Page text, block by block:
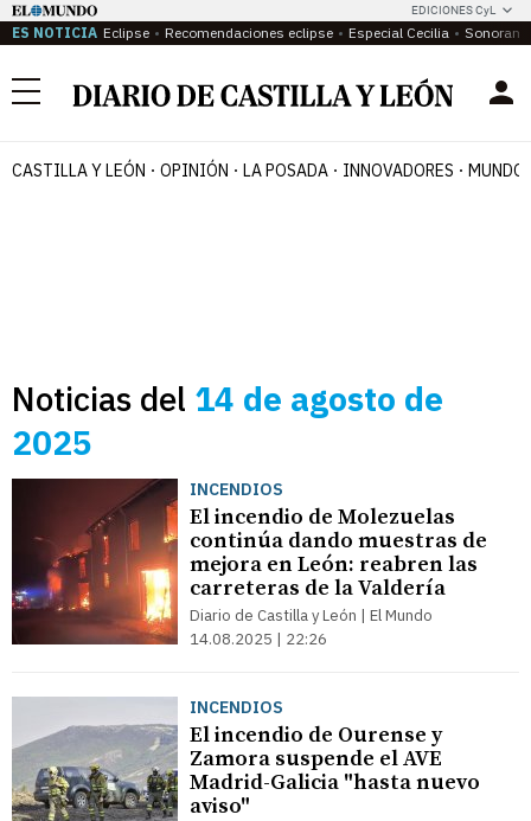
EDICIONES CyL
ES NOTICIA Eclipse Recomendaciones eclipse Especial Cecilia
Menú
CASTILLA Y LEÓN OPINIÓN LA POSADA INNOVADORES MUNDO
Noticias del 14 de agosto de
2025
INCENDIOS
El incendio de Molezuelas
continúa dando muestras de
mejora en León: reabren las
carreteras de la Valdería
Diario de Castilla y León | El Mundo
14.08.2025 | 22:26
INCENDIOS
El incendio de Ourense y
Zamora suspende el AVE
Madrid-Galicia "hasta nuevo
aviso"